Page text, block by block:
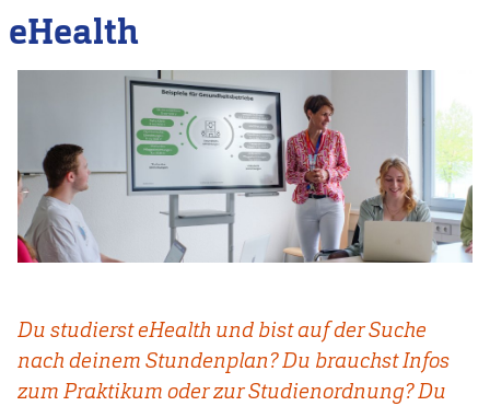
Inhalt
eHealth
Du studierst eHealth und bist auf der Suche
nach deinem Stundenplan? Du brauchst Infos
zum Praktikum oder zur Studienordnung? Du